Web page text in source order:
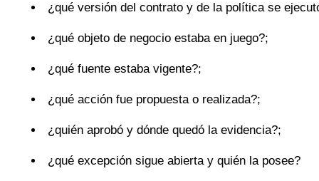
¿qué versión del contrato y de la política se
¿qué objeto de negocio estaba en juego?;
¿qué fuente estaba vigente?;
¿qué acción fue propuesta o realizada?;
¿quién aprobó y dónde quedó la evidencia?;
¿qué excepción sigue abierta y quién la posee?